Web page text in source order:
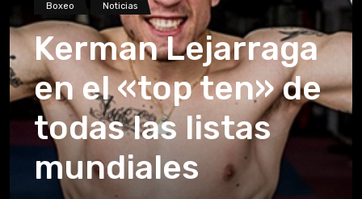
Boxeo Noticias
Kerman Lejarraga
en el «top ten» de
todas las listas
mundiales